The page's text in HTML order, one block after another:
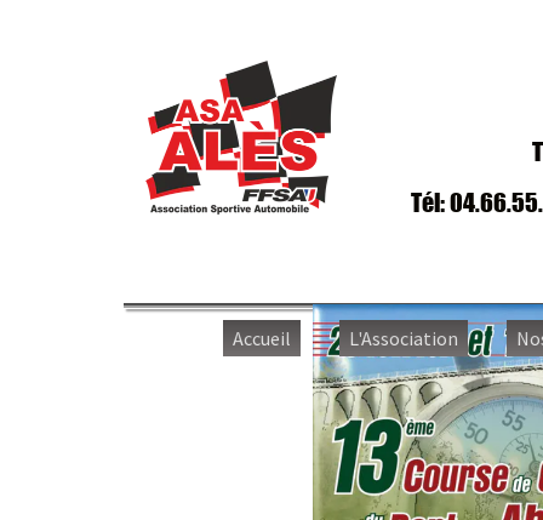
Accueil L'Association
Tél: